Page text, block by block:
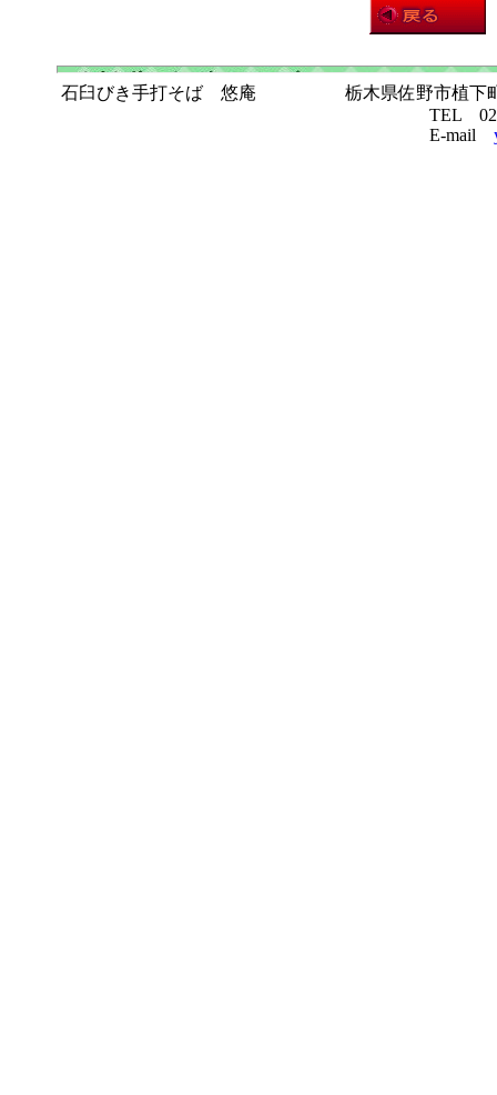
石臼びき手打そば 悠庵 栃木県佐野市植下町
TEL 0283-22-
E-mail